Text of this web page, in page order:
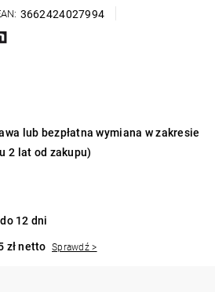
3662424027994
lub bezpłatna wymiana w zakresie
2 lat od zakupu)
12 dni
zł netto Sprawdź >